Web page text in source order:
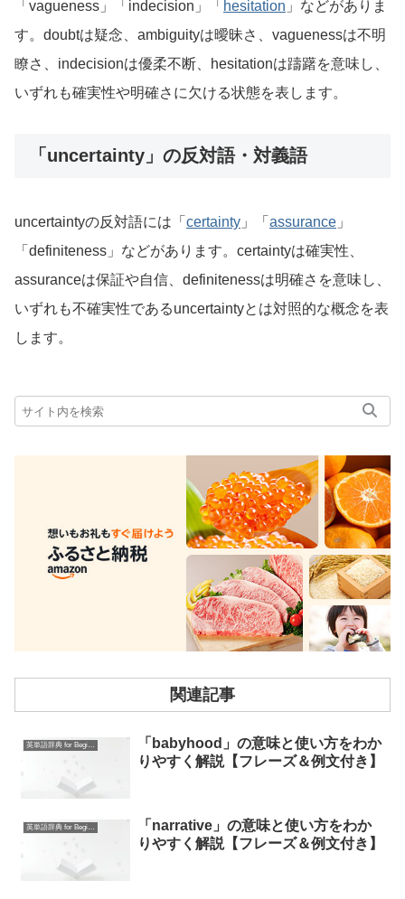
「vagueness」「indecision」「 hesitation 」などがありま
す。doubtは疑念、ambiguityは曖昧さ、vaguenessは不明
瞭さ、indecisionは優柔不断、hesitationは躊躇を意味し、
いずれも確実性や明確さに欠ける状態を表します。
「uncertainty」の反対語・対義語
uncertaintyの反対語には「 certainty 」「 assurance 」
「definiteness」などがあります。certaintyは確実性、
assuranceは保証や自信、definitenessは明確さを意味し、
いずれも不確実性であるuncertaintyとは対照的な概念を表
します。
関連記事
英単語辞典 for Beginners
「babyhood」の意味と使い方をわか
りやすく解説【フレーズ＆例文付き】
英単語辞典 for Beginners
「narrative」の意味と使い方をわか
りやすく解説【フレーズ＆例文付き】